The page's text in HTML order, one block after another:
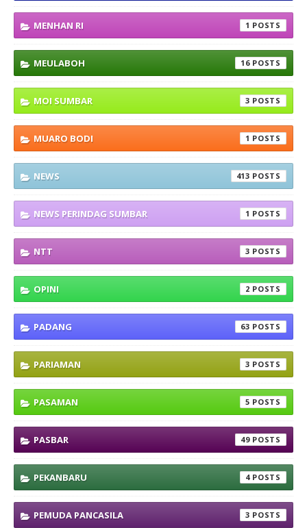
MENHAN RI 1
MEULABOH 16
MOI SUMBAR 3
MUARO BODI 1
NEWS 413
NEWS PERINDAG SUMBAR 1
NTT 3
OPINI 2
PADANG 63
PARIAMAN 3
PASAMAN 5
PASBAR 49
PEKANBARU 4
PEMUDA PANCASILA 3